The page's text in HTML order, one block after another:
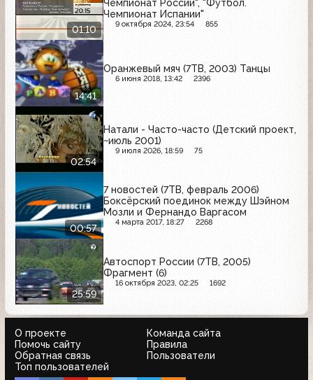
01:10
Чемпионат России", "Футбол.
Чемпионат Испании"
9 октября 2024, 23:54 855
14:41
Оранжевый мяч (7ТВ, 2003) Танцы
6 июня 2018, 13:42 2396
02:54
Натали - Часто-часто (Детский проект,
~июль 2001)
9 июля 2026, 18:59 75
00:57
7 новостей (7ТВ, февраль 2006)
Боксёрский поединок между Шэйном
Мозли и Фернандо Варгасом
4 марта 2017, 18:27 2268
25:59
Автоспорт России (7ТВ, 2005)
Фрагмент (6)
16 октября 2023, 02:25 1692
О проекте
Команда сайта
Помочь сайту
Правила
Обратная связь
Пользователи
Топ пользователей